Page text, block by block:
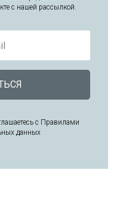
с нашей рассылкой.
с Правилами
данных